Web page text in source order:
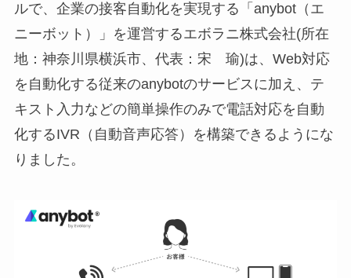
ルで、企業の接客自動化を実現する「anybot（エ
ニーボット）」を運営するエボラニ株式会社(所在
地：神奈川県横浜市、代表：宋 瑜)は、Web対応
を自動化する従来のanybotのサービスに加え、テ
キスト入力などの簡単操作のみで電話対応を自動
化するIVR（自動音声応答）を構築できるようにな
りました。